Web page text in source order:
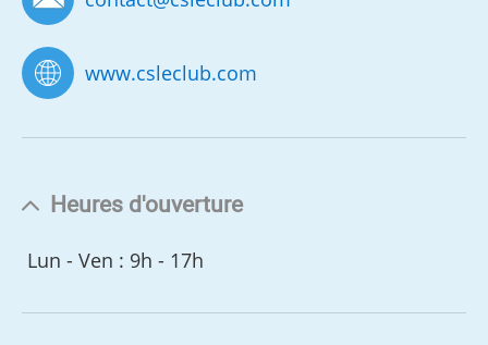
www.csleclub.com
Heures d'ouverture
Lun - Ven : 9h - 17h